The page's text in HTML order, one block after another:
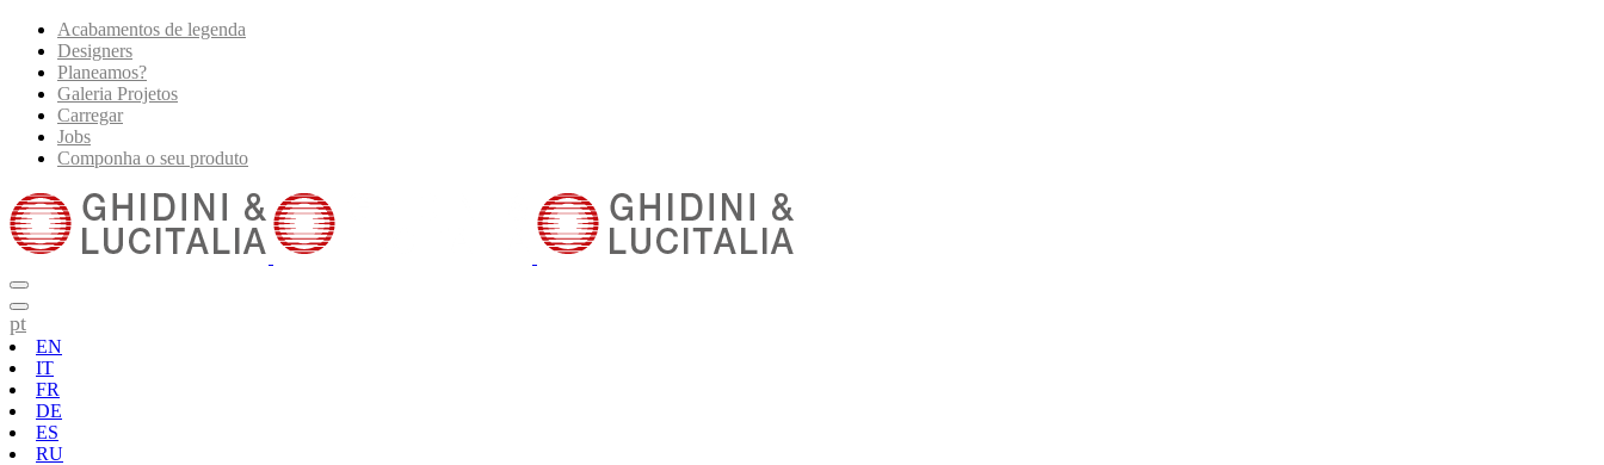
Acabamentos de legenda
Designers
Planeamos?
Galeria Projetos
Carregar
Jobs
Componha o seu produto
pt
EN
IT
FR
DE
ES
RU